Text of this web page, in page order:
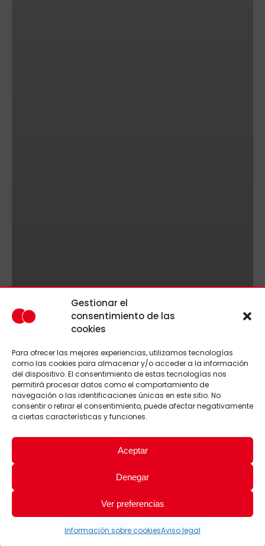
Gestionar el
consentimiento de las
cookies
Para ofrecer las mejores experiencias, utilizamos tecnologías
como las cookies para almacenar y/o acceder a la información
del dispositivo. El consentimiento de estas tecnologías nos
permitirá procesar datos como el comportamiento de
navegación o las identificaciones únicas en este sitio. No
consentir o retirar el consentimiento, puede afectar negativamente
a ciertas características y funciones.
Aceptar
Denegar
Ver preferencias
Información sobre cookiesAviso legal